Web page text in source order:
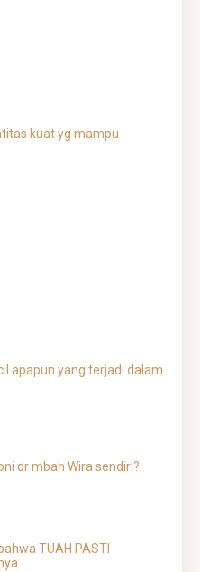
kuat yg mampu
apapun yang terjadi dalam
dr mbah Wira sendiri?
TUAH PASTI